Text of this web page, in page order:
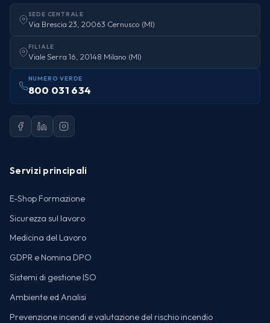
SEDE CENTRALE
Via Brescia 23, 20063 Cernusco (MI)
FILIALE
Viale Serra 16, 20148 Milano (MI)
NUMERO VERDE
800 031 634
Servizi principali
E-Shop Formazione
Sicurezza sul lavoro
Medicina del Lavoro
GDPR e Nomina DPO
Sistemi di gestione ISO
Ambiente ed Analisi
Prevenzione incendi e valutazione del rischio incendio